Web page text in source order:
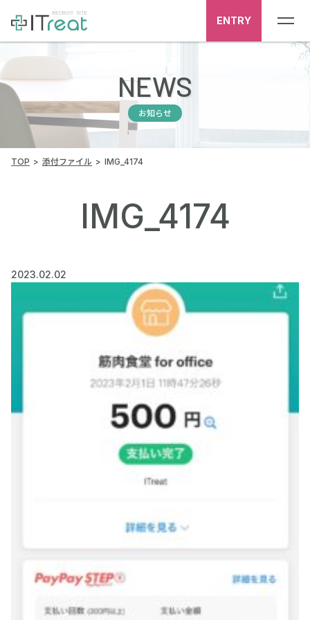
ENTRY
NEWS
お知らせ
TOP 添付ファイル IMG_4174
IMG_4174
2023.02.02